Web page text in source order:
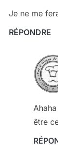
Je ne me
RÉPONDRE
être